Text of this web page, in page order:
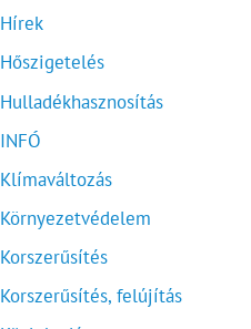
Hírek
Hőszigetelés
Hulladékhasznosítás
INFÓ
Klímaváltozás
Környezetvédelem
Korszerűsítés
Korszerűsítés, felújítás